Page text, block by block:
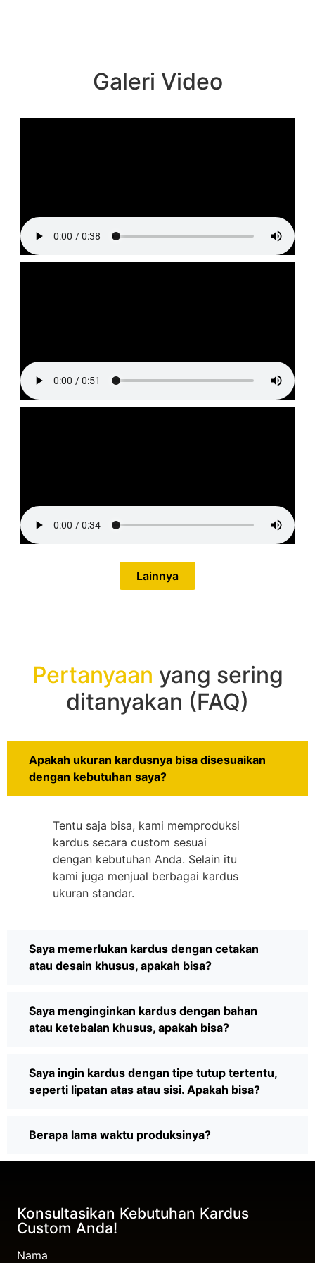
Galeri Video
Lainnya
Pertanyaan yang sering
ditanyakan (FAQ)
Apakah ukuran kardusnya bisa disesuaikan
dengan kebutuhan saya?
Tentu saja bisa, kami memproduksi
kardus secara custom sesuai
dengan kebutuhan Anda. Selain itu
kami juga menjual berbagai kardus
ukuran standar.
Saya memerlukan kardus dengan cetakan
atau desain khusus, apakah bisa?
Saya menginginkan kardus dengan bahan
atau ketebalan khusus, apakah bisa?
Saya ingin kardus dengan tipe tutup tertentu,
seperti lipatan atas atau sisi. Apakah bisa?
Berapa lama waktu produksinya?
Konsultasikan Kebutuhan Kardus
Custom Anda!
Nama